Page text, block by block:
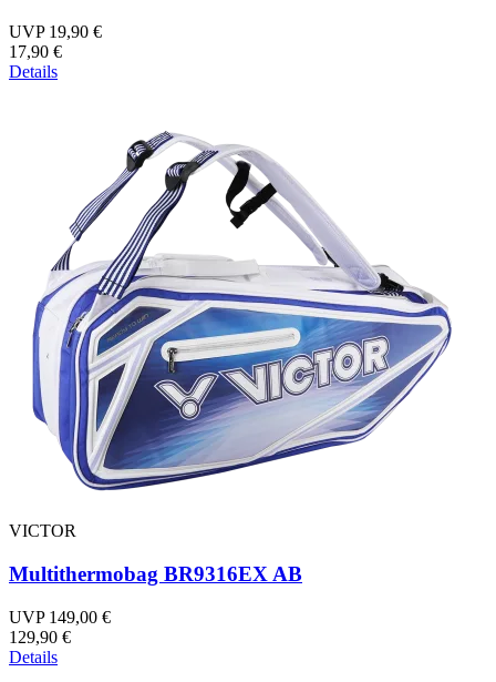
UVP 19,90 €
17,90 €
Details
VICTOR
Multithermobag BR9316EX AB
UVP 149,00 €
129,90 €
Details